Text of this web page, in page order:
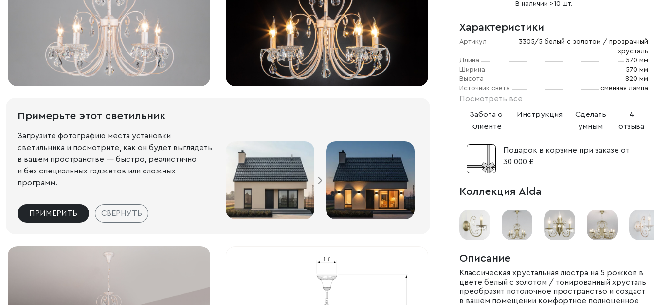
Примерьте этот светильник
Загрузите фотографию места установки
светильника и посмотрите, как он будет выглядеть
в вашем пространстве — быстро, реалистично
и без специальных гаджетов или сложных
программ.
ПРИМЕРИТЬ СВЕРНУТЬ
В наличии >10 шт.
Характеристики
Артикул
3305/5 белый с золотом / прозрачный
хрусталь
Длина
570 мм
Ширина
570 мм
Высота
820 мм
Источник света
сменная лампа
Посмотреть все
Забота о
клиенте
Инструкция
Сделать
умным
4
отзыва
Подарок в корзине при заказе от
30 000 ₽
Коллекция Alda
Описание
Классическая хрустальная люстра на 5 рожков в
цвете белый с золотом / тонированный хрусталь
преобразит потолочное пространство и создаст
в вашем помещении комфортное полноценное